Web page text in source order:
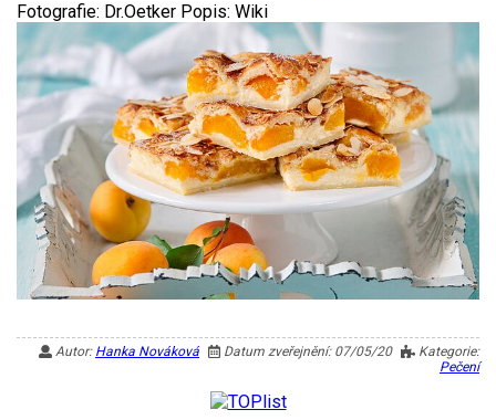
Fotografie: Dr.Oetker Popis: Wiki
Autor: Hanka Nováková Datum zveřejnění: 07/05/20
Kategorie:
Pečení